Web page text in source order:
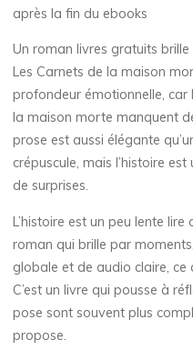
La
thérapeute
L
e
s
C
a
r
après la fin du ebooks
Un roman livres gratuits
Les Carnets de la maison
profondeur émotionnelle, car
la maison morte manquent
prose est aussi élégante
crépuscule, mais l’histoire
de surprises.
L’histoire est un peu lente
roman qui brille par
globale et de audio claire, ce
C’est un livre qui pousse à
pose sont souvent plus
propose.